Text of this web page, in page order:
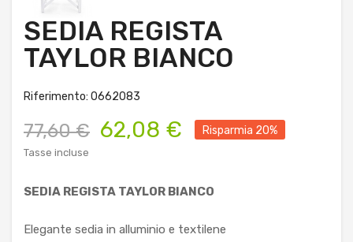
SEDIA REGISTA
TAYLOR BIANCO
Riferimento: 0662083
77,60 € 62,08 € Risparmia 20%
Tasse incluse
SEDIA REGISTA TAYLOR BIANCO
Elegante sedia in alluminio e textilene